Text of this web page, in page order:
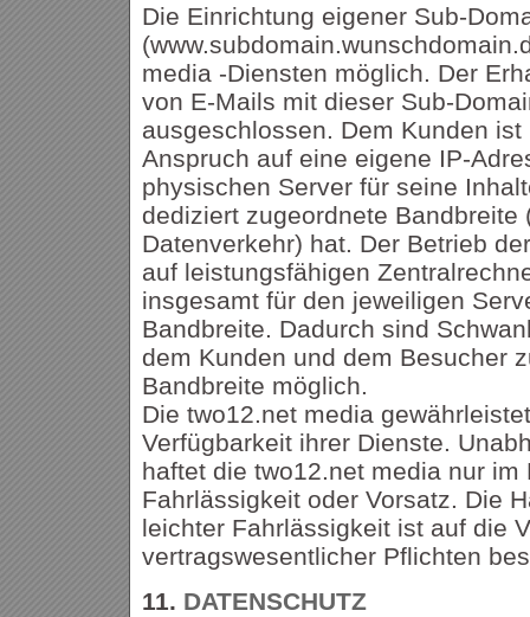
Die Einrichtung eigener Sub-
media -Diensten möglich. Der
von E-Mails mit dieser Sub-
ausgeschlossen. Dem Kunden
Anspruch auf eine eigene IP-
physischen Server für seine
dediziert zugeordnete Bandbreite
Datenverkehr) hat. Der Betrieb
auf leistungsfähigen
insgesamt für den jeweiligen
Bandbreite. Dadurch sind
dem Kunden und dem Besucher
Bandbreite möglich.
Die two12.net media
Verfügbarkeit ihrer Dienste.
haftet die two12.net media nur im
Fahrlässigkeit oder Vorsatz. Die
leichter Fahrlässigkeit ist auf die
vertragswesentlicher Pflichten
11. DATENSCHUTZ